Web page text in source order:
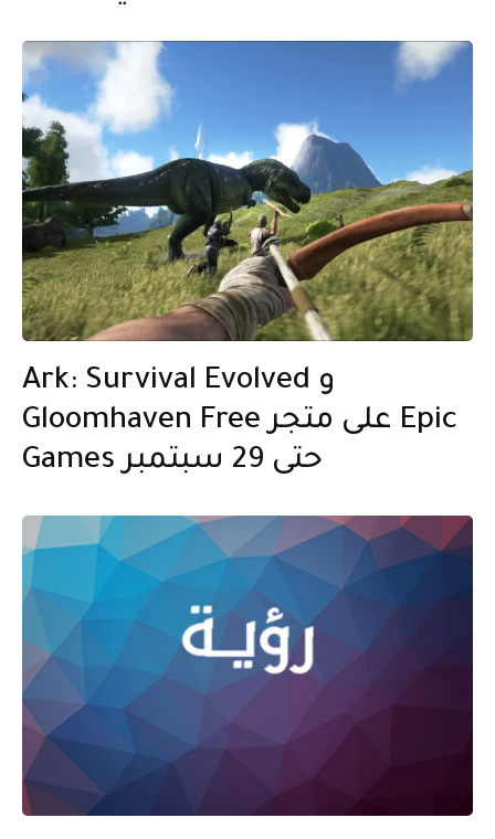
Ark: Survival Evolved و
Gloomhaven Free على متجر Epic
Games حتى 29 سبتمبر